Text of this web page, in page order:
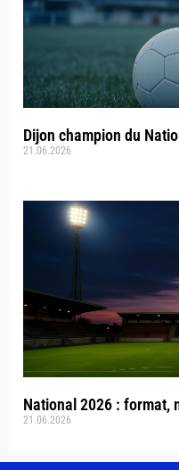
Dijon champion du
21.06.2026
National 2026 : format,
21.06.2026